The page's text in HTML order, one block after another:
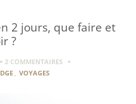
2 jours, que faire et
?
2 COMMENTAIRES
VOYAGES